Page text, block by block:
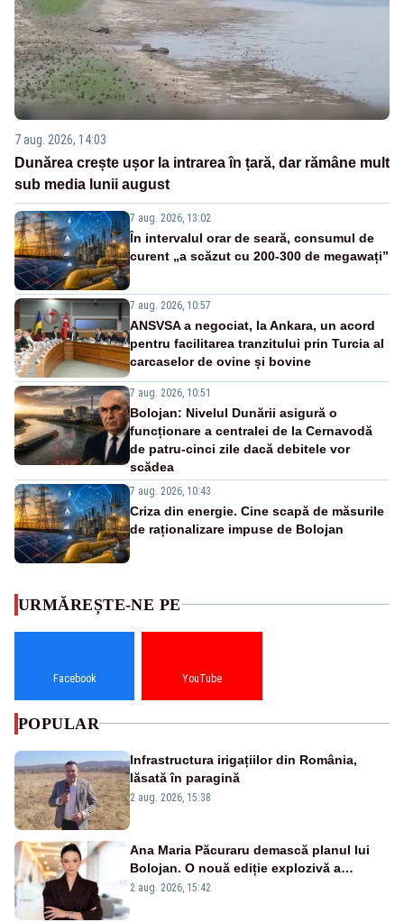
7 aug. 2026, 14:03
Dunărea crește ușor la intrarea în țară, dar rămâne mult
sub media lunii august
7 aug. 2026, 13:02
În intervalul orar de seară, consumul de
curent „a scăzut cu 200-300 de megawați”
7 aug. 2026, 10:57
ANSVSA a negociat, la Ankara, un acord
pentru facilitarea tranzitului prin Turcia al
carcaselor de ovine și bovine
7 aug. 2026, 10:51
Bolojan: Nivelul Dunării asigură o
funcționare a centralei de la Cernavodă
de patru-cinci zile dacă debitele vor
scădea
7 aug. 2026, 10:43
Criza din energie. Cine scapă de măsurile
de raționalizare impuse de Bolojan
URMĂREȘTE-NE PE
Facebook YouTube
POPULAR
Infrastructura irigațiilor din România,
lăsată în paragină
2 aug. 2026, 15:38
Ana Maria Păcuraru demască planul lui
Bolojan. O nouă ediție explozivă a
emisiunii „Miza Zilei” la Realitatea PLUS
2 aug. 2026, 15:42